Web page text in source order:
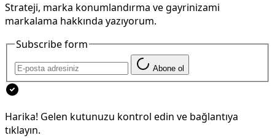
Strateji, marka konumlandırma ve gayrinizami
markalama hakkında yazıyorum.
Subscribe form
Abone ol
Harika! Gelen kutunuzu kontrol edin ve bağlantıya
tıklayın.